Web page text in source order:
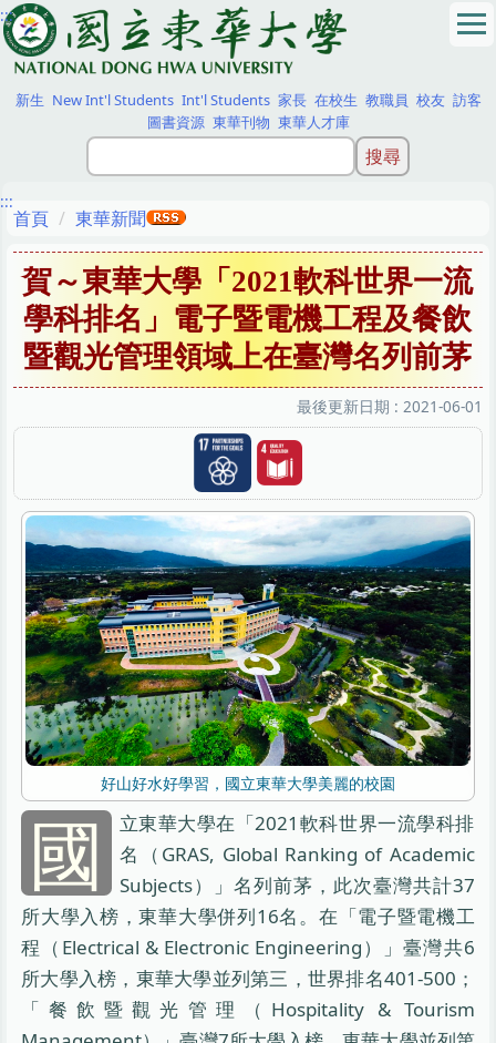
跳
到
主
要
內
:::
新生 New Int'l Students Int'l Students 家長 在校生 教職員 校友 訪客
圖書資源 東華刊物 東華人才庫
:::
首頁 東華新聞
賀～東華大學「2021軟科世界一流
學科排名」電子暨電機工程及餐飲
暨觀光管理領域上在臺灣名列前茅
最後更新日期 : 2021-06-01
好山好水好學習，國立東華大學美麗的校園
國
立東華大學在「2021軟科世界一流學科排
名（GRAS, Global Ranking of Academic
Subjects）」名列前茅，此次臺灣共計37
所大學入榜，東華大學併列16名。在「電子暨電機工
程（Electrical & Electronic Engineering）」臺灣共6
所大學入榜，東華大學並列第三，世界排名401-500；
「餐飲暨觀光管理（Hospitality & Tourism